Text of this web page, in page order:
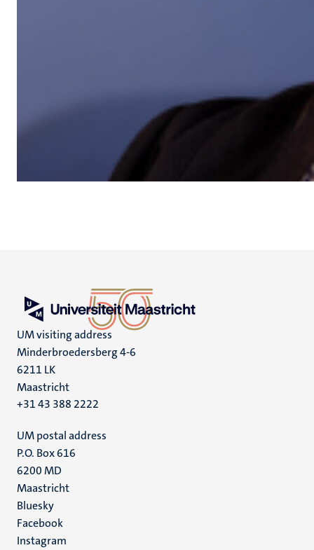
UM visiting address
Minderbroedersberg 4-6
6211 LK
Maastricht
+31 43 388 2222
UM postal address
P.O. Box 616
6200 MD
Maastricht
Social
media
Bluesky
Facebook
Instagram